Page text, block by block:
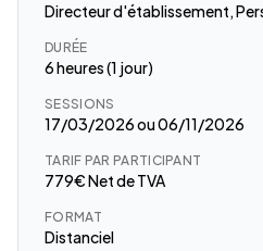
Directeur d'établissement,
DURÉE
6 heures (1 jour)
SESSIONS
17/03/2026 ou 06/11/2026
TARIF PAR PARTICIPANT
779€ Net de TVA
FORMAT
Distanciel